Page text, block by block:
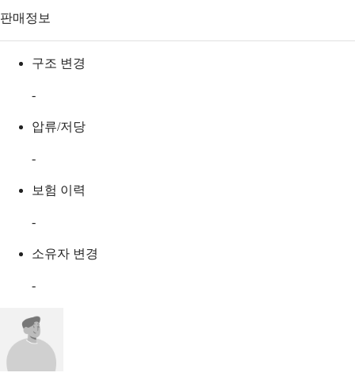
판매정보
구조 변경
-
압류/저당
-
보험 이력
-
소유자 변경
-